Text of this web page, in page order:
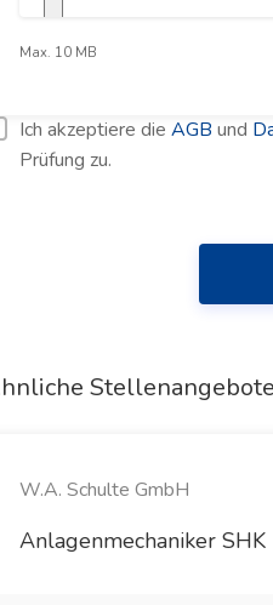
Max. 10 MB
Ich akzeptiere die AGB und
Prüfung zu.
Stellenangebote
W.A. Schulte GmbH
Anlagenmechaniker SHK